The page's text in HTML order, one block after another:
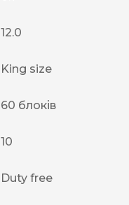
12.0
King size
60 блоків
10
Duty free